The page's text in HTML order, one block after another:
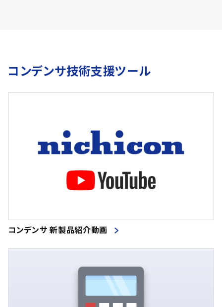
コンデンサ技術支援ツール
コンデンサ 新製品紹介動画